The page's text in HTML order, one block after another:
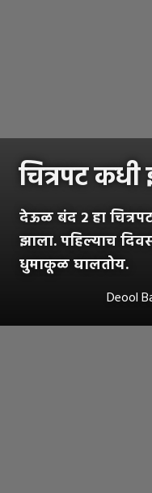
चित्रपट कधी
देऊळ बंद 2 हा
झाला. पहिल्याच
धुमाकूळ घालतोय.
Deool